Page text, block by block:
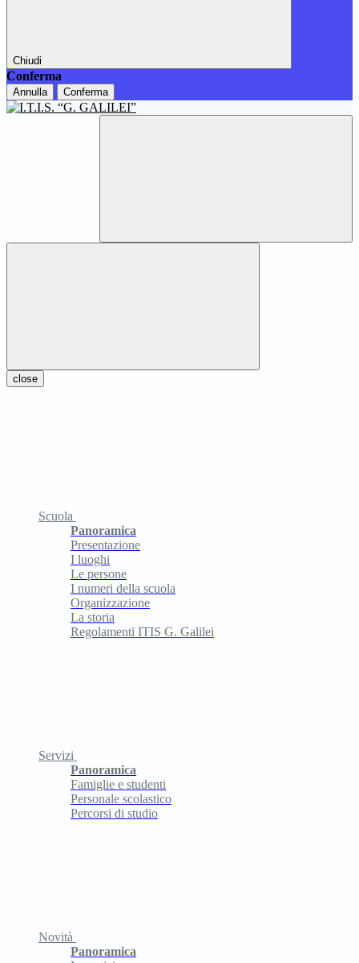
Chiudi
Conferma
Annulla Conferma
close
Scuola
Panoramica
Presentazione
I luoghi
Le persone
I numeri della scuola
Organizzazione
La storia
Regolamenti ITIS G. Galilei
Servizi
Panoramica
Famiglie e studenti
Personale scolastico
Percorsi di studio
Novità
Panoramica